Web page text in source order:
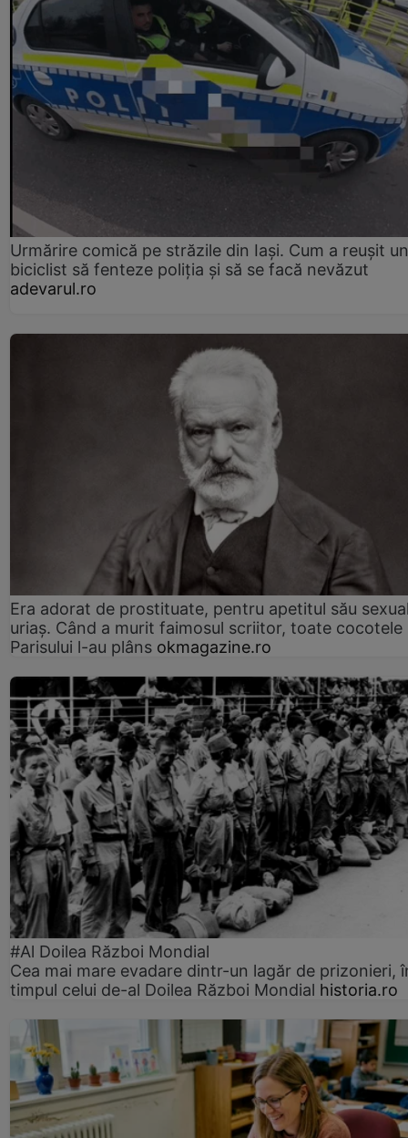
Urmărire comică pe străzile din Iași. Cum a reușit un
biciclist să fenteze poliția și să se facă nevăzut
adevarul.ro
Era adorat de prostituate, pentru apetitul său
uriaș. Când a murit faimosul scriitor, toate cocotele
Parisului l-au plâns okmagazine.ro
#Al Doilea Război Mondial
Cea mai mare evadare dintr-un lagăr de prizonieri,
timpul celui de-al Doilea Război Mondial historia.ro